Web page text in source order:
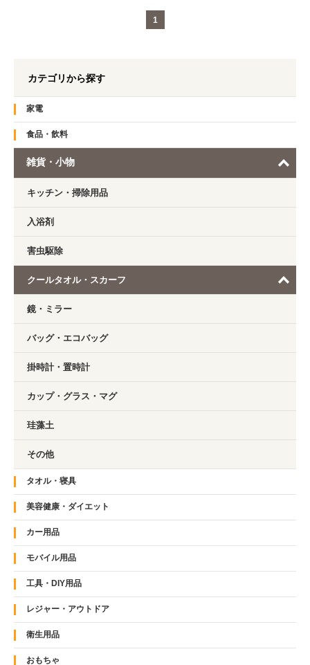
1
カテゴリから探す
家電
食品・飲料
雑貨・小物
キッチン・掃除用品
入浴剤
害虫駆除
クールタオル・スカーフ
鏡・ミラー
バッグ・エコバッグ
掛時計・置時計
カップ・グラス・マグ
珪藻土
その他
タオル・寝具
美容健康・ダイエット
カー用品
モバイル用品
工具・DIY用品
レジャー・アウトドア
衛生用品
おもちゃ